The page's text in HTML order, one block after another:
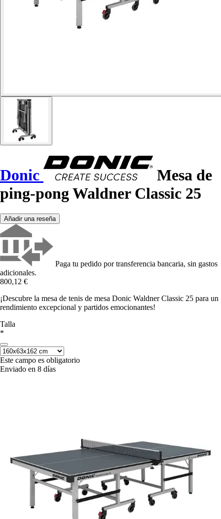
Donic
Mesa de
ping-pong Waldner Classic 25
Añadir una reseña
Paga tu pedido por transferencia bancaria, sin gastos
adicionales.
800,12 €
¡Descubre la mesa de tenis de mesa Donic Waldner Classic 25 para un
rendimiento excepcional y partidos emocionantes!
Talla
*
Este campo es obligatorio
Enviado en 8 días